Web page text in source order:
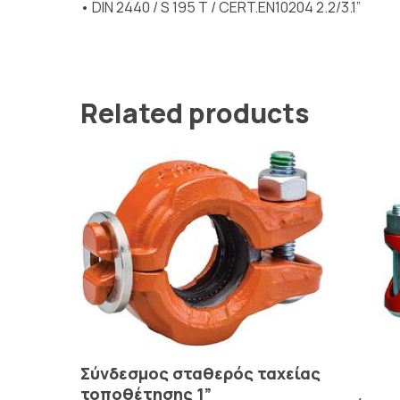
• DIN 2440 / S 195 T / CERT.EN10204 2.2/3.1”
Related products
Σύνδεσμος σταθερός ταχείας
τοποθέτησης 1”